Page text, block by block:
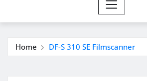
Home DF-S 310 SE Filmscanner